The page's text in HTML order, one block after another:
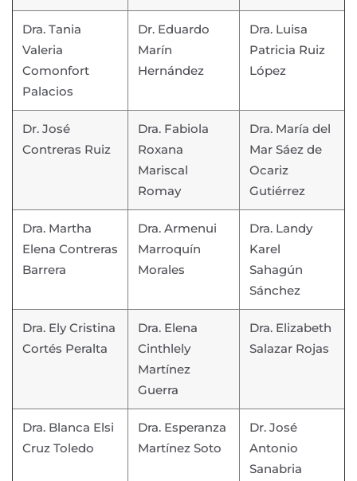
Dra. Tania
Valeria
Comonfort
Palacios
Dr. Eduardo
Marín
Hernández
Dra. Luisa
Patricia Ruiz
López
Dr. José
Contreras Ruiz
Dra. Fabiola
Roxana
Mariscal
Romay
Dra. María del
Mar Sáez de
Ocariz
Gutiérrez
Dra. Martha
Elena Contreras
Barrera
Dra. Armenui
Marroquín
Morales
Dra. Landy
Karel
Sahagún
Sánchez
Dra. Ely Cristina
Cortés Peralta
Dra. Elena
Cinthlely
Martínez
Guerra
Dra. Elizabeth
Salazar Rojas
Dra. Blanca Elsi
Cruz Toledo
Dra. Esperanza
Martínez Soto
Dr. José
Antonio
Sanabria